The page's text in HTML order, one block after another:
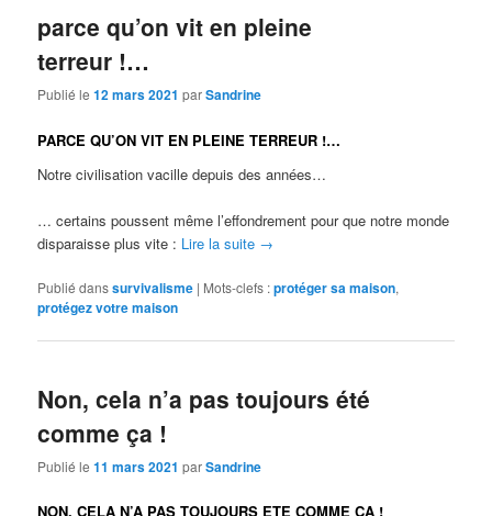
parce qu’on vit en pleine
terreur !…
Publié le12 mars 2021 parSandrine
PARCE QU’ON VIT EN PLEINE TERREUR !…
Notre civilisation vacille depuis des années…
… certains poussent même l’effondrement pour que notre monde
disparaisse plus vite : Lire la suite →
Publié danssurvivalisme | Mots-clefs :protéger sa maison,
protégez votre maison
Non, cela n’a pas toujours été
comme ça !
Publié le11 mars 2021 parSandrine
NON, CELA N’A PAS TOUJOURS ETE COMME CA !